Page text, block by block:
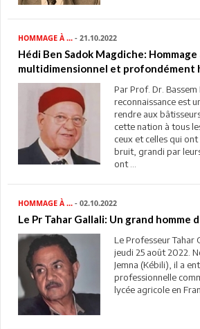
HOMMAGE À ... - 21.10.2022
Hédi Ben Sadok Magdiche: Hommage
multidimensionnel et profondément
Par Prof. Dr. Bassem
reconnaissance est
rendre aux
cette nation à tous
ceux et celles qui
bruit, grandi par
ont ...
HOMMAGE À ... - 02.10.2022
Le Pr Tahar Gallali: Un grand homme
Le Professeur Tahar
jeudi 25 août 2022.
Jemna (Kébili), il a
professionnelle
lycée agricole en